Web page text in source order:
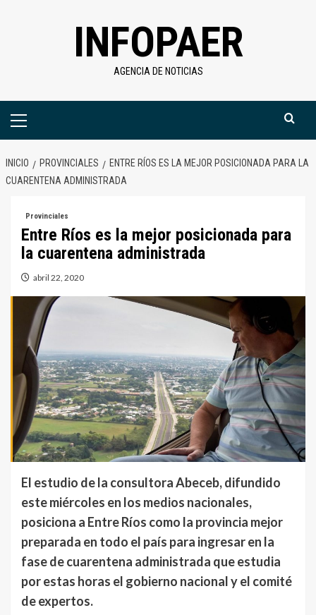
INFOPAER
AGENCIA DE NOTICIAS
Menú
INICIO PROVINCIALES
ENTRE RÍOS ES LA MEJOR POSICIONADA PARA LA
CUARENTENA ADMINISTRADA
Provinciales
Entre Ríos es la mejor posicionada para
la cuarentena administrada
abril 22, 2020
El estudio de la consultora Abeceb, difundido
este miércoles en los medios nacionales,
posiciona a Entre Ríos como la provincia mejor
preparada en todo el país para ingresar en la
fase de cuarentena administrada que estudia
por estas horas el gobierno nacional y el comité
de expertos.